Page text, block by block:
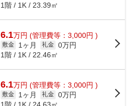
1階 / 1K / 23.39㎡
6.1万円 (管理費等：3,000円 )
敷金 1ヶ月 礼金 0万円
1階 / 1K / 22.46㎡
6.1万円 (管理費等：3,000円 )
敷金 1ヶ月 礼金 0万円
1階 / 1K / 24.63㎡